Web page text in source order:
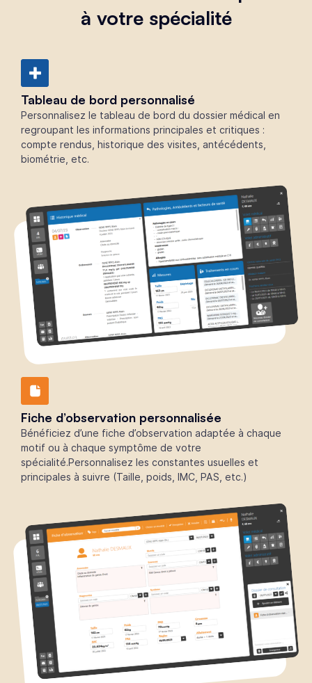
à votre spécialité
Tableau de bord personnalisé
Personnalisez le tableau de bord du dossier médical en
regroupant les informations principales et critiques :
compte rendus, historique des visites, antécédents,
biométrie, etc.
Fiche d’observation personnalisée
Bénéficiez d’une fiche d’observation adaptée à chaque
motif ou à chaque symptôme de votre
spécialité.Personnalisez les constantes usuelles et
principales à suivre (Taille, poids, IMC, PAS, etc.)